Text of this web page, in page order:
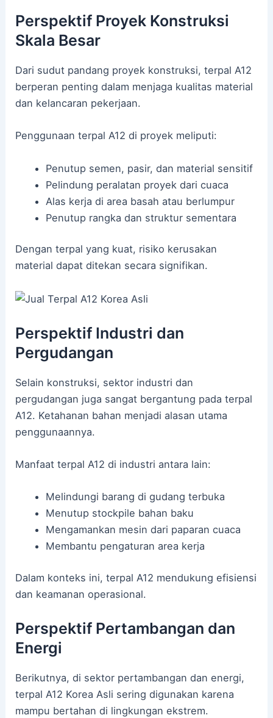
Perspektif Proyek Konstruksi
Skala Besar
Dari sudut pandang proyek konstruksi, terpal A12
berperan penting dalam menjaga kualitas material
dan kelancaran pekerjaan.
Penggunaan terpal A12 di proyek meliputi:
Penutup semen, pasir, dan material sensitif
Pelindung peralatan proyek dari cuaca
Alas kerja di area basah atau berlumpur
Penutup rangka dan struktur sementara
Dengan terpal yang kuat, risiko kerusakan
material dapat ditekan secara signifikan.
Perspektif Industri dan
Pergudangan
Selain konstruksi, sektor industri dan
pergudangan juga sangat bergantung pada terpal
A12. Ketahanan bahan menjadi alasan utama
penggunaannya.
Manfaat terpal A12 di industri antara lain:
Melindungi barang di gudang terbuka
Menutup stockpile bahan baku
Mengamankan mesin dari paparan cuaca
Membantu pengaturan area kerja
Dalam konteks ini, terpal A12 mendukung efisiensi
dan keamanan operasional.
Perspektif Pertambangan dan
Energi
Berikutnya, di sektor pertambangan dan energi,
terpal A12 Korea Asli sering digunakan karena
mampu bertahan di lingkungan ekstrem.